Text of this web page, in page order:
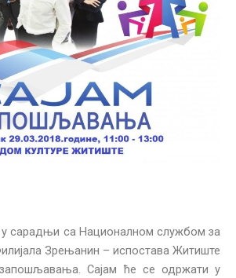
сарадњи са Националном службом за
Зрењанин – испостава Житиште
запошљавања. Сајам ће се одржати у